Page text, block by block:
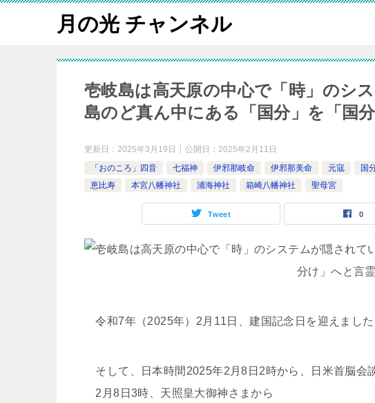
月の光 チャンネル
壱岐島は高天原の中心で「時」のシ
島のど真ん中にある「国分」を「国
更新日： 2025年3月19日 公開日： 2025年2月11日
「おのころ」四音
七福神 伊邪那岐命 伊邪那美命 元寇 国
恵比寿
本宮八幡神社 浦海神社 箱崎八幡神社 聖母宮
Tweet 0
令和7年（2025年）2月11日、建国記念日を迎えました
そして、日本時間2025年2月8日2時から、日米首脳会
2月8日3時、天照皇大御神さまから